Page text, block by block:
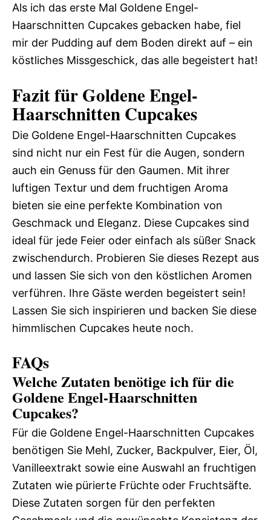
Als ich das erste Mal Goldene Engel-
Haarschnitten Cupcakes gebacken habe, fiel
mir der Pudding auf dem Boden direkt auf – ein
köstliches Missgeschick, das alle begeistert hat!
Fazit für Goldene Engel-
Haarschnitten Cupcakes
Die Goldene Engel-Haarschnitten Cupcakes
sind nicht nur ein Fest für die Augen, sondern
auch ein Genuss für den Gaumen. Mit ihrer
luftigen Textur und dem fruchtigen Aroma
bieten sie eine perfekte Kombination von
Geschmack und Eleganz. Diese Cupcakes sind
ideal für jede Feier oder einfach als süßer Snack
zwischendurch. Probieren Sie dieses Rezept aus
und lassen Sie sich von den köstlichen Aromen
verführen. Ihre Gäste werden begeistert sein!
Lassen Sie sich inspirieren und backen Sie diese
himmlischen Cupcakes heute noch.
FAQs
Welche Zutaten benötige ich für die
Goldene Engel-Haarschnitten
Cupcakes?
Für die Goldene Engel-Haarschnitten Cupcakes
benötigen Sie Mehl, Zucker, Backpulver, Eier, Öl,
Vanilleextrakt sowie eine Auswahl an fruchtigen
Zutaten wie pürierte Früchte oder Fruchtsäfte.
Diese Zutaten sorgen für den perfekten